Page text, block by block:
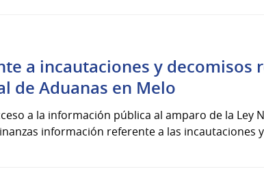
a incautaciones y decomisos
de Aduanas en Melo
a la información pública al amparo de la Ley
información referente a las incautaciones